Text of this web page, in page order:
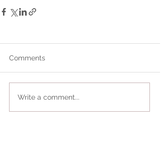
Comments
Write a comment...